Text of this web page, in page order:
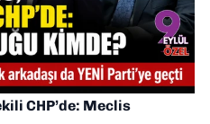
CHP’de: Meclis